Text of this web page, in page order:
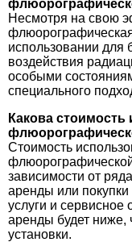
Несмотря на свою
использовании
воздействия
особыми
специального
Какова
Стоимость
зависимости от
аренды или
услуги и
аренды будет ниже,
установки.